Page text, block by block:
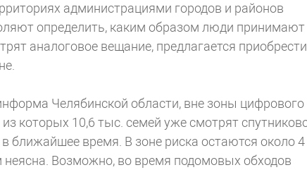
администрациями городов и районов
определить, каким образом люди принимают
аналоговое вещание, предлагается приобрести
Челябинской области, вне зоны цифрового
которых 10,6 тыс. семей уже смотрят
ближайшее время. В зоне риска остаются около 4
Возможно, во время подомовых обходов